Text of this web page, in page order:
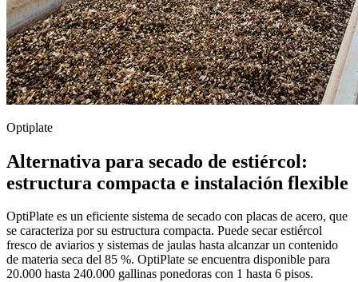
Optiplate
Alternativa para secado de estiércol:
estructura compacta e instalación flexible
OptiPlate es un eficiente sistema de secado con placas de acero, que
se caracteriza por su estructura compacta. Puede secar estiércol
fresco de aviarios y sistemas de jaulas hasta alcanzar un contenido
de materia seca del 85 %. OptiPlate se encuentra disponible para
20.000 hasta 240.000 gallinas ponedoras con 1 hasta 6 pisos.